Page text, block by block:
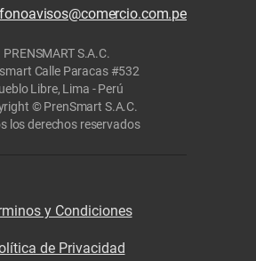
fonoavisos@comercio.com.pe
PRENSMART S.A.C.
Calle Paracas #532
Libre, Lima - Perú
© PrenSmart S.A.C.
los derechos reservados
y Condiciones
de Privacidad